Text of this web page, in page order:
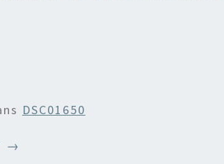
DSC01650
→